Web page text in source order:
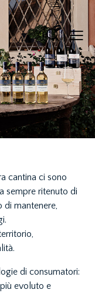
cantina ci sono
sempre ritenuto di
di mantenere,
di consumatori:
evoluto e